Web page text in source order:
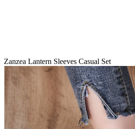
Zanzea Lantern Sleeves Casual Set